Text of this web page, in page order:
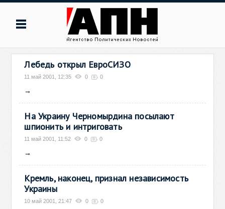
Лебедь открыл ЕвроСИЗО
11 май 2001, 12:35 0 0
→
На Украину Черномырдина посылают
шпионить и интриговать
11 май 2001, 11:52 0 0
→
Кремль, наконец, признал независимость
Украины
10 май 2001, 21:47 0 0